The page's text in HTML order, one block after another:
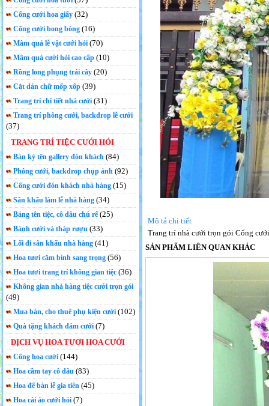
Cổng cưới hoa giấy (32)
Cổng cưới bong bóng (16)
Mâm quả lễ vật cưới hỏi (70)
Mâm quả cưới hỏi cao cấp (10)
Rồng long phụng trái cây (20)
Cắt dán chữ mốp xốp (39)
Trang trí chi tiết nhà cưới (31)
Trang trí phông cưới, backdrop lễ cưới
(37)
TRANG TRÍ TIỆC CƯỚI HỎI
Bàn ký tên gallery đón khách (84)
Phông cưới, backdrop chụp ảnh (92)
Cổng cưới đón khách nhà hàng (15)
Sân khấu làm lễ nhà hàng (34)
Bảng tên tiệc, cô dâu chú rể(25)
Bánh cưới và tháp rượu (33)
Lối đi sân khấu nhà hàng (41)
Hoa tươi cắm bình sang trọng (56)
Hoa tươi trang trí không gian tiệc (36)
Không gian nhà hàng tiệc cưới trọn gói
(49)
Mua bán, cho thuê phụ kiện cưới (102)
Quà tặng khách đám cưới (7)
DỊCH VỤ HOA TƯƠI HOA CƯỚI
Cổng hoa cưới (144)
Hoa cầm tay cô dâu(83)
Hoa để bàn lễ gia tiên (45)
Hoa cài áo cưới hỏi (7)
Mô tả chi tiết
Trang trí nhà cưới trọn gói Cổng
SẢN PHẨM LIÊN QUAN KHÁC